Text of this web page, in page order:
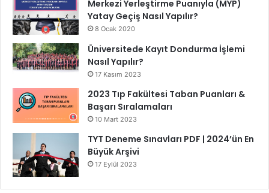
Merkezi Yerleştirme Puanıyla (MYP)
Yatay Geçiş Nasıl Yapılır?
8 Ocak 2020
Üniversitede Kayıt Dondurma İşlemi
Nasıl Yapılır?
17 Kasım 2023
2023 Tıp Fakültesi Taban Puanları &
Başarı Sıralamaları
10 Mart 2023
TYT Deneme Sınavları PDF | 2024’ün En
Büyük Arşivi
17 Eylül 2023